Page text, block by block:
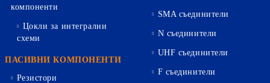
компоненти
Цокли за интегрални
схеми
ПАСИВНИ КОМПОНЕНТИ
Резистори
SMA съединители
N съединители
UHF съединители
F съединители